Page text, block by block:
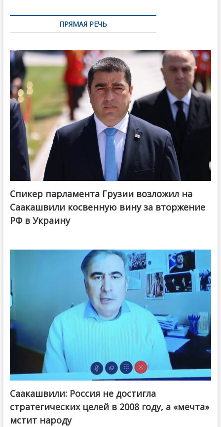
ПРЯМАЯ РЕЧЬ
Спикер парламента Грузии возложил на
Саакашвили косвенную вину за вторжение
РФ в Украину
Саакашвили: Россия не достигла
стратегических целей в 2008 году, а «мечта»
мстит народу